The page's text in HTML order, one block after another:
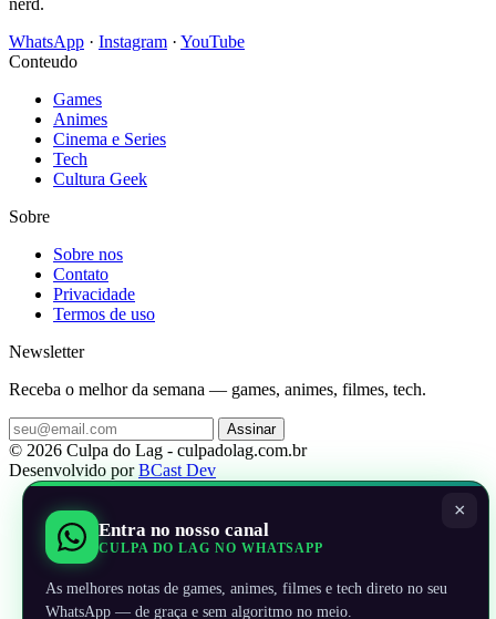
WhatsApp · Instagram · YouTube
Conteudo
Games
Animes
Cinema e Series
Tech
Cultura Geek
Sobre
Sobre nos
Contato
Privacidade
Termos de uso
Newsletter
Receba o melhor da semana — games, animes, filmes, tech.
Assinar
© 2026 Culpa do Lag - culpadolag.com.br
Desenvolvido porBCast Dev
×
Entra no nosso canal
CULPA DO LAG NO WHATSAPP
As melhores notas de games, animes, filmes e tech direto no seu
WhatsApp — de graça e sem algoritmo no meio.